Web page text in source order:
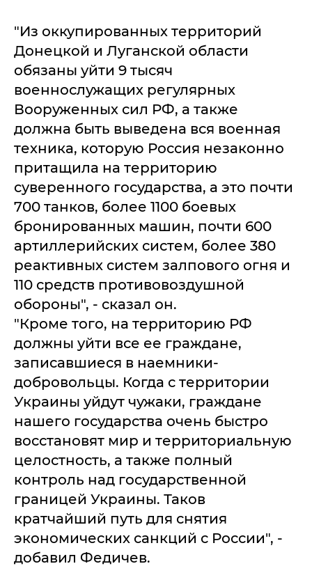
"Из оккупированных территорий
Донецкой и Луганской области
обязаны уйти 9 тысяч
военнослужащих регулярных
Вооруженных сил РФ, а также
должна быть выведена вся военная
техника, которую Россия незаконно
притащила на территорию
суверенного государства, а это почти
700 танков, более 1100 боевых
бронированных машин, почти 600
артиллерийских систем, более 380
реактивных систем залпового огня и
110 средств противовоздушной
обороны", - сказал он.
"Кроме того, на территорию РФ
должны уйти все ее граждане,
записавшиеся в наемники-
добровольцы. Когда с территории
Украины уйдут чужаки, граждане
нашего государства очень быстро
восстановят мир и территориальную
целостность, а также полный
контроль над государственной
границей Украины. Таков
кратчайший путь для снятия
экономических санкций с России", -
добавил Федичев.